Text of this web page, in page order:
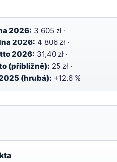
2026: 3 605 zł ·
2026: 4 806 zł ·
2026: 31,40 zł ·
(přibližně): 25 zł ·
(hrubá): +12,6 %